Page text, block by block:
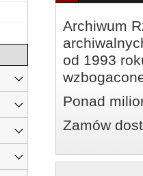
Archiwum
od 1993
Ponad
Zamów